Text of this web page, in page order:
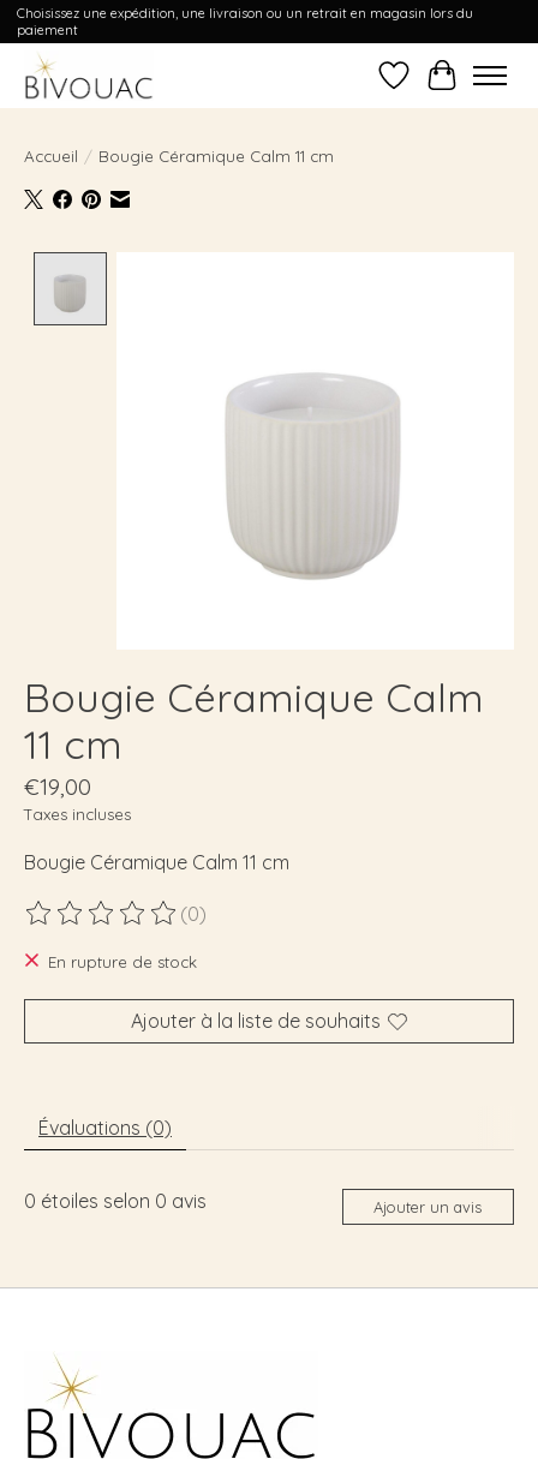
Choisissez une expédition, une livraison ou un retrait en magasin lors du
paiement
Liste dePanier
Accueil / Bougie Céramique Calm 11 cm
Bougie Céramique Calm
11 cm
€19,00
Taxes incluses
Bougie Céramique Calm 11 cm
Ce produit est évalué à
(0)
En rupture de stock
Ajouter à la liste de souhaits
Évaluations (0)
0 étoiles selon 0 avis Ajouter un avis